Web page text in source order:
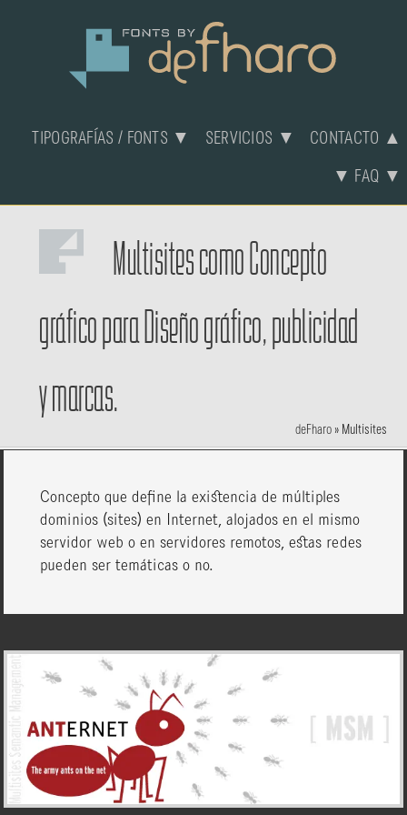
TIPOGRAFÍAS / FONTS ▼ SERVICIOS ▼ CONTACTO ▲
▼ FAQ ▼
MultisitescomoConcepto
gráficoparaDiseño gráfico, publicidad
y marcas.
deFharo» Multisites
Concepto que define la existencia de múltiples
dominios (sites) en Internet, alojados en el mismo
servidor web o en servidores remotos, estas redes
pueden ser temáticas o no.